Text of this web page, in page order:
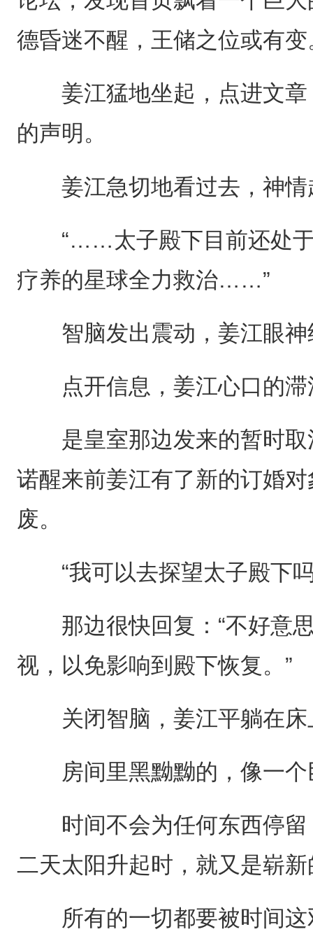
德昏迷不醒，王储之位或有变
姜江猛地坐起，点进文章
的声明。
姜江急切地看过去，神情
“……太子殿下目前还处于
疗养的星球全力救治……”
智脑发出震动，姜江眼神
点开信息，姜江心口的滞
是皇室那边发来的暂时取
诺醒来前姜江有了新的订婚
废。
“我可以去探望太子殿下吗
那边很快回复：“不好意思
视，以免影响到殿下恢复。”
关闭智脑，姜江平躺在床
房间里黑黝黝的，像一个
时间不会为任何东西停留
二天太阳升起时，就又是崭
所有的一切都要被时间这